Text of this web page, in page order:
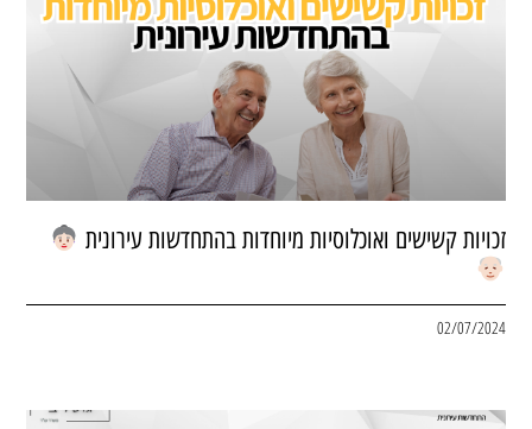
זכויות קשישים ואוכלוסיות מיוחדות בהתחדשות עירונית
02/07/2024